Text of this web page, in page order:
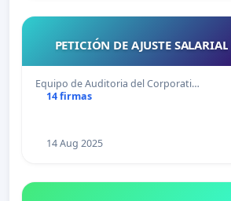
PETICIÓN DE AJUSTE SALARIAL
Equipo de Auditoria del Corporati…
14 firmas
14 Aug 2025